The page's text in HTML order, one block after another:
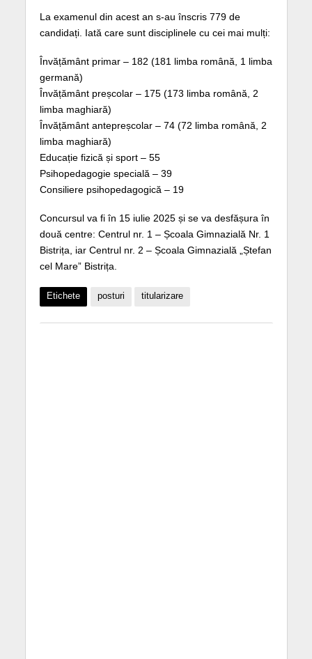
La examenul din acest an s-au înscris 779 de
candidați. Iată care sunt disciplinele cu cei mai mulți:
Învățământ primar – 182 (181 limba română, 1 limba
germană)
Învățământ preșcolar – 175 (173 limba română, 2
limba maghiară)
Învățământ antepreșcolar – 74 (72 limba română, 2
limba maghiară)
Educație fizică și sport – 55
Psihopedagogie specială – 39
Consiliere psihopedagogică – 19
Concursul va fi în 15 iulie 2025 și se va desfășura în
două centre: Centrul nr. 1 – Școala Gimnazială Nr. 1
Bistrița, iar Centrul nr. 2 – Școala Gimnazială „Ștefan
cel Mare” Bistrița.
Etichete posturi titularizare